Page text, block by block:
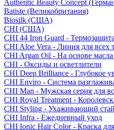
Authentic Beauty Concept
Batiste (Великобритания)
Biosilk (США)
CHI (США)
CHI 44 Iron Guard -
CHI Aloe Vera - Линия для всех
CHI Argan Oil - На основе
CHI - Оксиды и осветлители
CHI Deep Brilliance - Глубокое
CHI Enviro - Система
CHI Man - Мужская серия для
CHI Royal Treatment -
CHI Styling - Ухаживающий
CHI Infra - Ежедневный уход
CHI Ionic Hair Color - Краска